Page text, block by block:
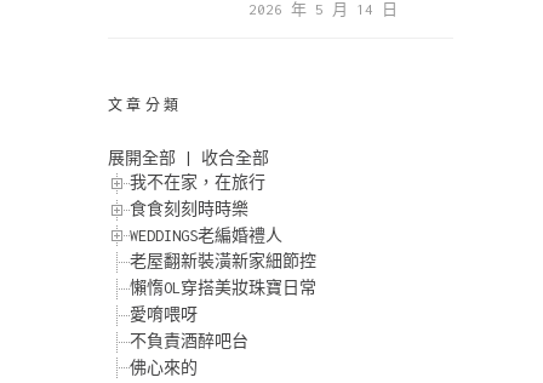
2026 年 5 月 14 日
文章分類
展開全部
收合全部
我不在家，在旅行
食食刻刻時時樂
WEDDINGS老編婚禮人
老屋翻新裝潢新家細節控
懶惰OL穿搭美妝珠寶日常
愛唷喂呀
不負責酒醉吧台
佛心來的